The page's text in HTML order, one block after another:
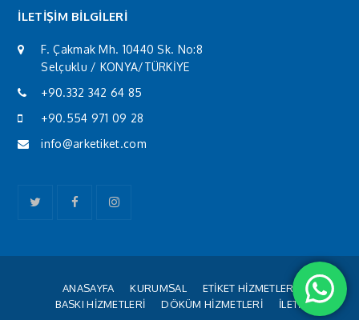
İLETİŞİM BİLGİLERİ
F. Çakmak Mh. 10440 Sk. No:8
Selçuklu / KONYA/TÜRKİYE
+90.332 342 64 85
+90.554 971 09 28
info@arketiket.com
TwitterFacebookInstagram
ANASAYFA KURUMSAL
ETİKET HİZMETLERİ
BASKI HİZMETLERİ
DÖKÜM HİZMETLERİ İLETİŞİM